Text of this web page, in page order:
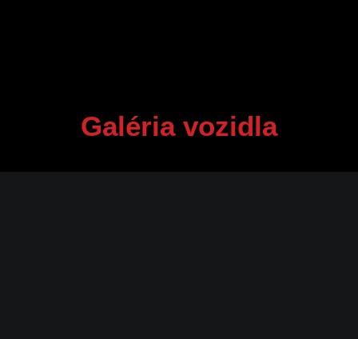
Galéria vozidla